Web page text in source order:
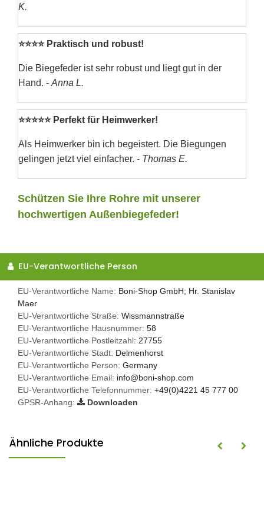
K.
⭐⭐⭐⭐ Praktisch und robust!
Die Biegefeder ist sehr robust und liegt gut in der
Hand. - Anna L.
⭐⭐⭐⭐⭐ Perfekt für Heimwerker!
Als Heimwerker bin ich begeistert. Die Biegungen
gelingen jetzt viel einfacher. - Thomas E.
Schützen Sie Ihre Rohre mit unserer
hochwertigen Außenbiegefeder!
EU-Verantwortliche Person
EU-Verantwortliche Name: Boni-Shop GmbH; Hr. Stanislav
Maer
EU-Verantwortliche Straße: Wissmannstraße
EU-Verantwortliche Hausnummer: 58
EU-Verantwortliche Postleitzahl: 27755
EU-Verantwortliche Stadt: Delmenhorst
EU-Verantwortliche Person: Germany
EU-Verantwortliche Email: info@boni-shop.com
EU-Verantwortliche Telefonnummer: +49(0)4221 45 777 00
GPSR-Anhang:
Downloaden
Ähnliche Produkte